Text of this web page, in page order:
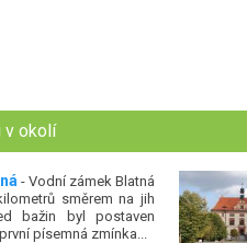
v okolí
- Vodní zámek Blatná
směrem na jih
bažin byl postaven
písemná zmínka...